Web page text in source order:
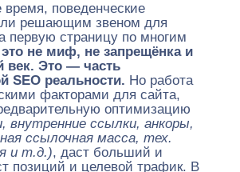
время, поведенческие
решающим звеном для
первую страницу по многим
не миф, не запрещёнка и
век. Это — часть
SEO реальности. Но работа
факторами для сайта,
оптимизацию
внутренние ссылки, анкоры,
ссылочная масса, тех.
и т.д.), даст больший и
позиций и целевой трафик. В